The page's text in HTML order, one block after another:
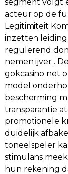
segment volgt
acteur op de
Legitimiteit
inzetten leiding
regulerend
nemen ijver .
gokcasino net
model
bescherming
transparantie
promotionele
duidelijk
toneelspeler
stimulans
hun rekening